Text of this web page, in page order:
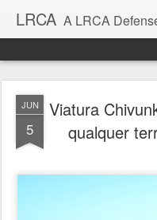
LRCA A LRCA Defense Consulting é uma entidade sem fins lucrativos que se
JUN
5
Viatura
qualquer